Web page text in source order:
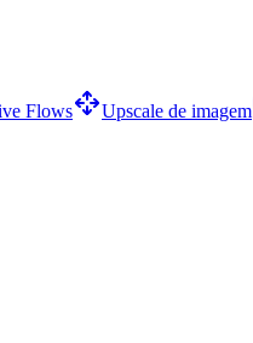
Flows Upscale de imagem